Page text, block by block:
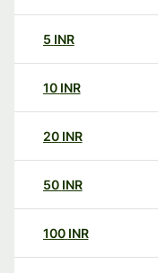
5 INR
10 INR
20 INR
50 INR
100 INR